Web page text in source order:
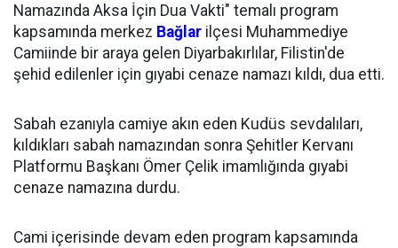
Namazında Aksa İçin Dua Vakti" temalı program
kapsamında merkez Bağlar ilçesi Muhammediye
Camiinde bir araya gelen Diyarbakırlılar, Filistin'de
şehid edilenler için gıyabi cenaze namazı kıldı, dua etti.
Sabah ezanıyla camiye akın eden Kudüs sevdalıları,
kıldıkları sabah namazından sonra Şehitler Kervanı
Platformu Başkanı Ömer Çelik imamlığında gıyabi
cenaze namazına durdu.
Cami içerisinde devam eden program kapsamında